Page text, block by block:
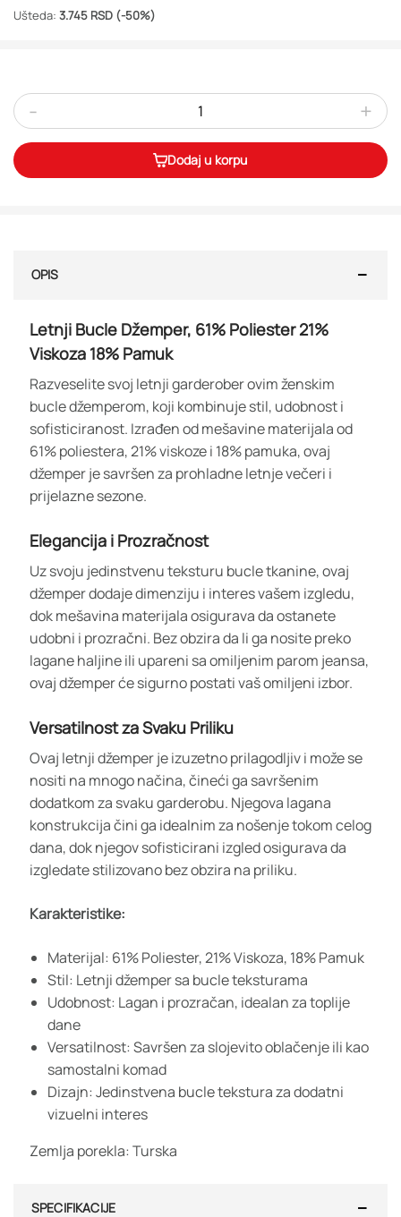
Ušteda: 3.745 RSD (-50%)
- +
Dodaj u korpu
OPIS
Letnji Bucle Džemper, 61% Poliester 21%
Viskoza 18% Pamuk
Razveselite svoj letnji garderober ovim ženskim
bucle džemperom, koji kombinuje stil, udobnost i
sofisticiranost. Izrađen od mešavine materijala od
61% poliestera, 21% viskoze i 18% pamuka, ovaj
džemper je savršen za prohladne letnje večeri i
prijelazne sezone.
Elegancija i Prozračnost
Uz svoju jedinstvenu teksturu bucle tkanine, ovaj
džemper dodaje dimenziju i interes vašem izgledu,
dok mešavina materijala osigurava da ostanete
udobni i prozračni. Bez obzira da li ga nosite preko
lagane haljine ili upareni sa omiljenim parom jeansa,
ovaj džemper će sigurno postati vaš omiljeni izbor.
Versatilnost za Svaku Priliku
Ovaj letnji džemper je izuzetno prilagodljiv i može se
nositi na mnogo načina, čineći ga savršenim
dodatkom za svaku garderobu. Njegova lagana
konstrukcija čini ga idealnim za nošenje tokom celog
dana, dok njegov sofisticirani izgled osigurava da
izgledate stilizovano bez obzira na priliku.
Karakteristike:
Materijal: 61% Poliester, 21% Viskoza, 18% Pamuk
Stil: Letnji džemper sa bucle teksturama
Udobnost: Lagan i prozračan, idealan za toplije
dane
Versatilnost: Savršen za slojevito oblačenje ili kao
samostalni komad
Dizajn: Jedinstvena bucle tekstura za dodatni
vizuelni interes
Zemlja porekla: Turska
SPECIFIKACIJE